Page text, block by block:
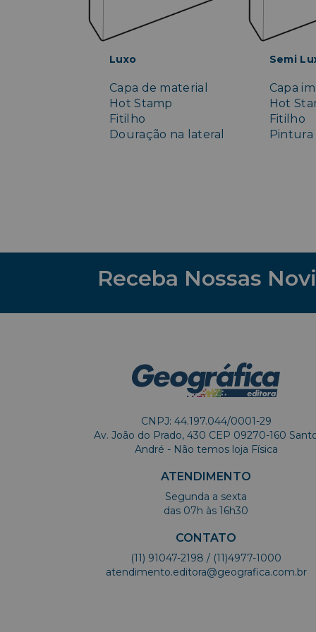
Luxo
Capa de material
Hot Stamp
Fitilho
Douração na lateral
Semi
Capa
Hot
Fitilho
Pintura
Receba Nossas
CNPJ: 44.197.044/0001-29
Av. João do Prado, 430 CEP 09270-160
André - Não temos loja Física
ATENDIMENTO
Segunda a sexta
das 07h às 16h30
CONTATO
(11) 91047-2198 / (11)4977-1000
atendimento.editora@geografica.com.br